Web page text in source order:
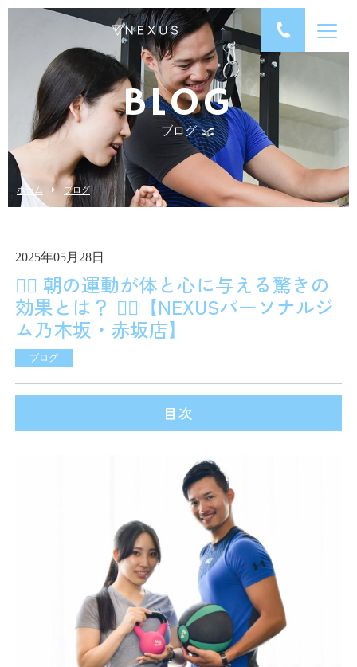
BLOG
ブログ
ホーム ブログ
2025年05月28日
🏋️‍♂️ 朝の運動が体と心に与える驚きの
効果とは？ 🏋️‍♀️【NEXUSパーソナルジ
ム乃木坂・赤坂店】
ブログ
目次